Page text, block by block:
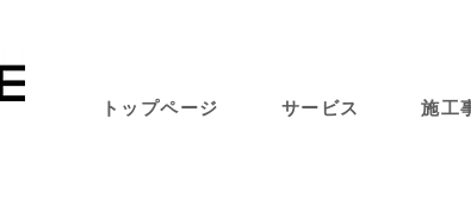
トップページ サービス 施工